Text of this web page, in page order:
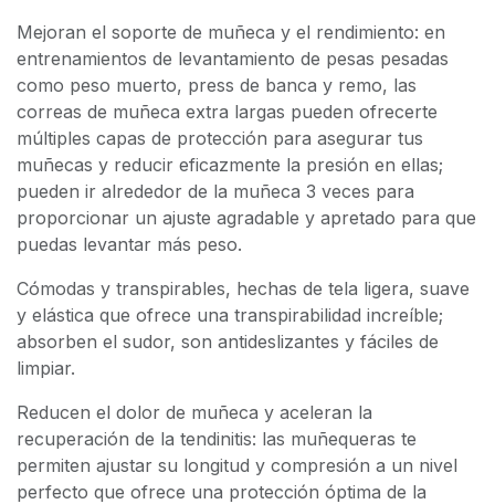
Mejoran el soporte de muñeca y el rendimiento: en
entrenamientos de levantamiento de pesas pesadas
como peso muerto, press de banca y remo, las
correas de muñeca extra largas pueden ofrecerte
múltiples capas de protección para asegurar tus
muñecas y reducir eficazmente la presión en ellas;
pueden ir alrededor de la muñeca 3 veces para
proporcionar un ajuste agradable y apretado para que
puedas levantar más peso.
Cómodas y transpirables, hechas de tela ligera, suave
y elástica que ofrece una transpirabilidad increíble;
absorben el sudor, son antideslizantes y fáciles de
limpiar.
Reducen el dolor de muñeca y aceleran la
recuperación de la tendinitis: las muñequeras te
permiten ajustar su longitud y compresión a un nivel
perfecto que ofrece una protección óptima de la